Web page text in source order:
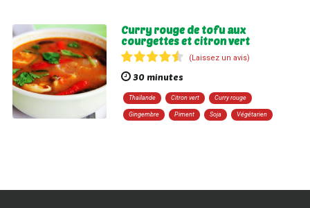
Curry rouge de tofu aux
courgettes et citron vert
(Laissez un avis)
30 minutes
Thaïlande Citron vert Curry rouge
Gingembre Piment Soja Végétarien